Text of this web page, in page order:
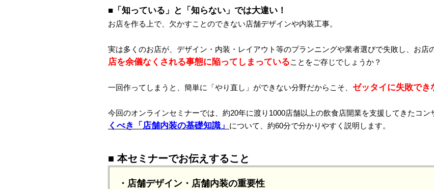
■「知っている」と「知らない」では大違い！
お店を作る上で、欠かすことのできない店舗デザインや内装工事。
実は多くのお店が、デザイン・内装・レイアウト等のプランニングや業者選びで失敗し、お店
店を余儀なくされる事態に陥ってしまっていることをご存じでしょうか？
一回作ってしまうと、簡単に「やり直し」ができない分野だからこそ、 ゼッタイに失敗でき
今回のオンラインセミナーでは、約20年に渡り1000店舗以上の飲食店開業を支援してきたコン
くべき「店舗内装の基礎知識」 について、約60分で分かりやすく説明します。
■ 本セミナーでお伝えすること
・店舗デザイン・店舗内装の重要性